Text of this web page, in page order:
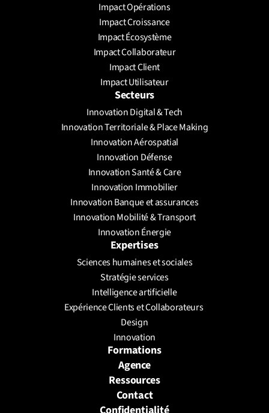
Impact Opérations
Impact Croissance
Impact Écosystème
Impact Collaborateur
Impact Client
Impact Utilisateur
Secteurs
Innovation Digital & Tech
Innovation Territoriale & Place Making
Innovation Aérospatial
Innovation Défense
Innovation Santé & Care
Innovation Immobilier
Innovation Banque et assurances
Innovation Mobilité & Transport
Innovation Énergie
Expertises
Sciences humaines et sociales
Stratégie services
Intelligence artificielle
Expérience Clients et Collaborateurs
Design
Innovation
Formations
Agence
Ressources
Contact